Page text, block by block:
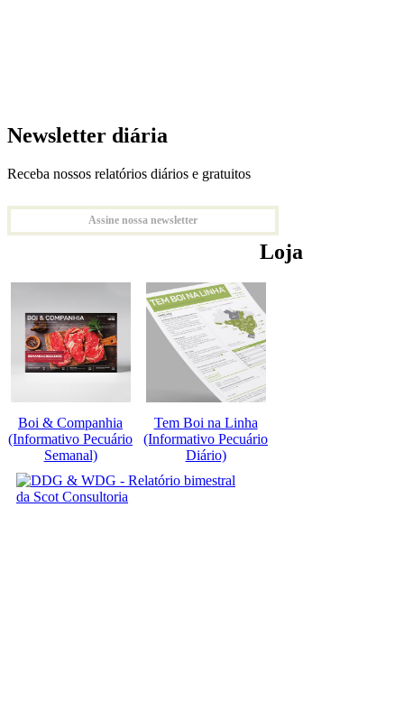
Newsletter diária
Receba nossos relatórios diários e gratuitos
Assine nossa newsletter
Loja
Boi & Companhia
(Informativo Pecuário
Semanal)
Tem Boi na Linha
(Informativo Pecuário
Diário)